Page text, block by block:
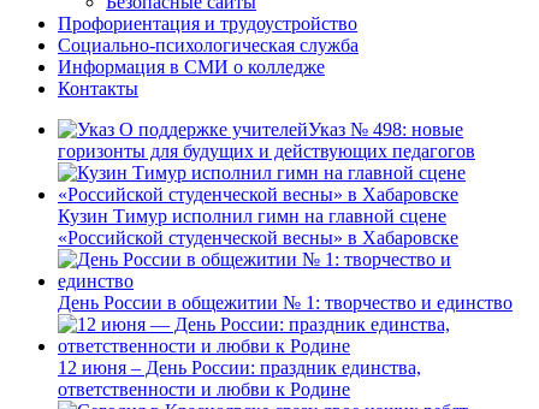
Профориентация и трудоустройство
Социально-психологическая служба
Информация в СМИ о колледже
Контакты
Указ № 498: новые
горизонты для будущих и действующих педагогов
Кузин Тимур исполнил гимн на главной сцене
«Российской студенческой весны» в Хабаровске
День России в общежитии № 1: творчество и единство
12 июня – День России: праздник единства,
ответственности и любви к Родине